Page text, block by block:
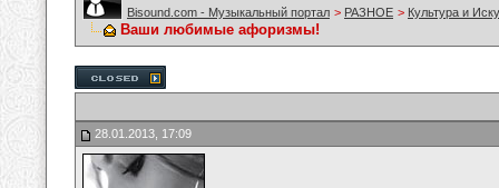
Bisound.com - Музыкальный портал > РАЗНОЕ > Культура и
Ваши любимые афоризмы!
28.01.2013, 17:09